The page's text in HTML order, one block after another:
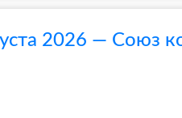
2026 — Союз